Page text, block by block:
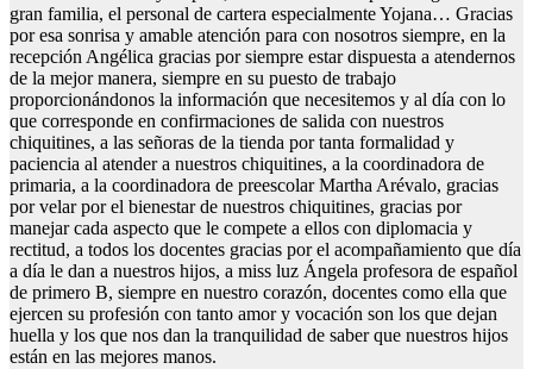
gran familia, el personal de cartera especialmente Yojana… Gracias
por esa sonrisa y amable atención para con nosotros siempre, en la
recepción Angélica gracias por siempre estar dispuesta a atendernos
de la mejor manera, siempre en su puesto de trabajo
proporcionándonos la información que necesitemos y al día con lo
que corresponde en confirmaciones de salida con nuestros
chiquitines, a las señoras de la tienda por tanta formalidad y
paciencia al atender a nuestros chiquitines, a la coordinadora de
primaria, a la coordinadora de preescolar Martha Arévalo, gracias
por velar por el bienestar de nuestros chiquitines, gracias por
manejar cada aspecto que le compete a ellos con diplomacia y
rectitud, a todos los docentes gracias por el acompañamiento que día
a día le dan a nuestros hijos, a miss luz Ángela profesora de español
de primero B, siempre en nuestro corazón, docentes como ella que
ejercen su profesión con tanto amor y vocación son los que dejan
huella y los que nos dan la tranquilidad de saber que nuestros hijos
están en las mejores manos.